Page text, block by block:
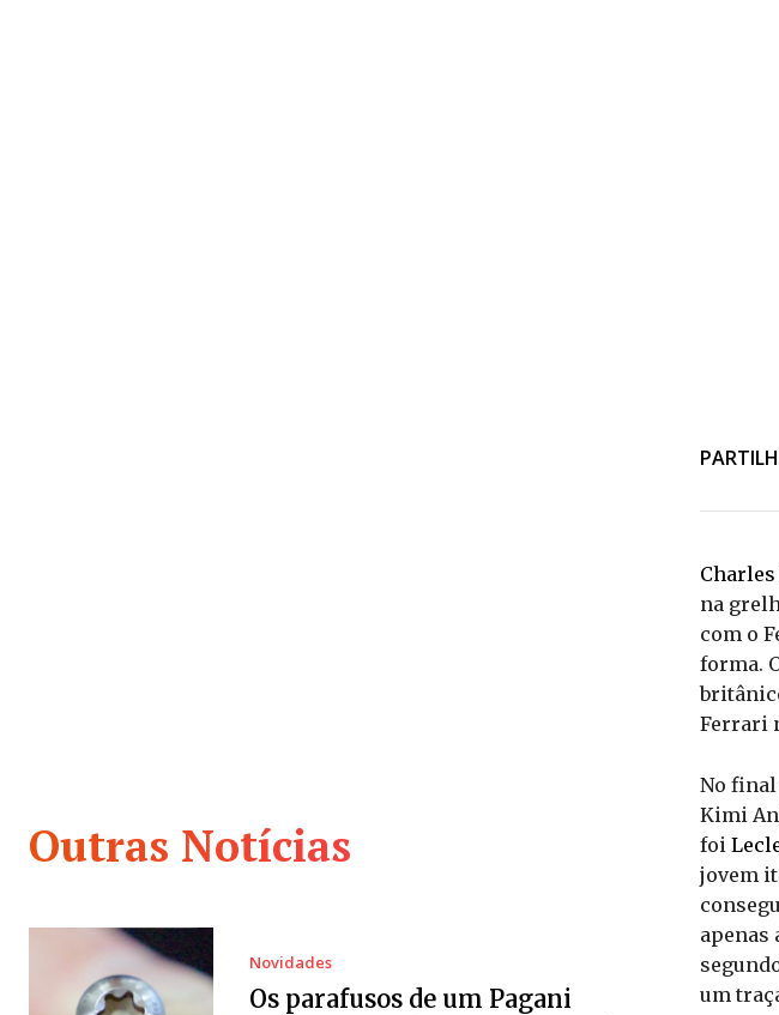
Outras Notícias
Novidades
Os parafusos de um Pagani
na
com o
forma.
Ferrari
No
Kimi
foi
jovem
apenas
um